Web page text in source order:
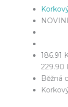
186.91
229.90
Běžná